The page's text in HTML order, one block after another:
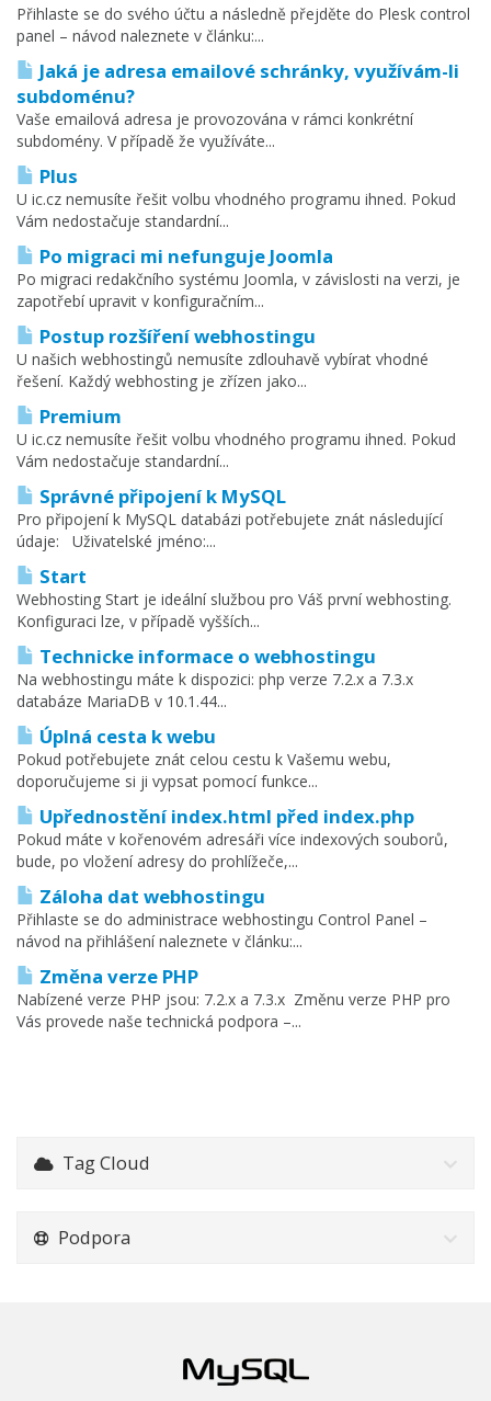
Přihlaste se do svého účtu a následně přejděte do Plesk control
panel – návod naleznete v článku:...
Jaká je adresa emailové schránky, využívám-li
subdoménu?
Vaše emailová adresa je provozována v rámci konkrétní
subdomény. V případě že využíváte...
Plus
U ic.cz nemusíte řešit volbu vhodného programu ihned. Pokud
Vám nedostačuje standardní...
Po migraci mi nefunguje Joomla
Po migraci redakčního systému Joomla, v závislosti na verzi, je
zapotřebí upravit v konfiguračním...
Postup rozšíření webhostingu
U našich webhostingů nemusíte zdlouhavě vybírat vhodné
řešení. Každý webhosting je zřízen jako...
Premium
U ic.cz nemusíte řešit volbu vhodného programu ihned. Pokud
Vám nedostačuje standardní...
Správné připojení k MySQL
Pro připojení k MySQL databázi potřebujete znát následující
údaje: Uživatelské jméno:...
Start
Webhosting Start je ideální službou pro Váš první webhosting.
Konfiguraci lze, v případě vyšších...
Technicke informace o webhostingu
Na webhostingu máte k dispozici: php verze 7.2.x a 7.3.x
databáze MariaDB v 10.1.44...
Úplná cesta k webu
Pokud potřebujete znát celou cestu k Vašemu webu,
doporučujeme si ji vypsat pomocí funkce...
Upřednostění index.html před index.php
Pokud máte v kořenovém adresáři více indexových souborů,
bude, po vložení adresy do prohlížeče,...
Záloha dat webhostingu
Přihlaste se do administrace webhostingu Control Panel –
návod na přihlášení naleznete v článku:...
Změna verze PHP
Nabízené verze PHP jsou: 7.2.x a 7.3.x Změnu verze PHP pro
Vás provede naše technická podpora –...
Tag Cloud
Podpora